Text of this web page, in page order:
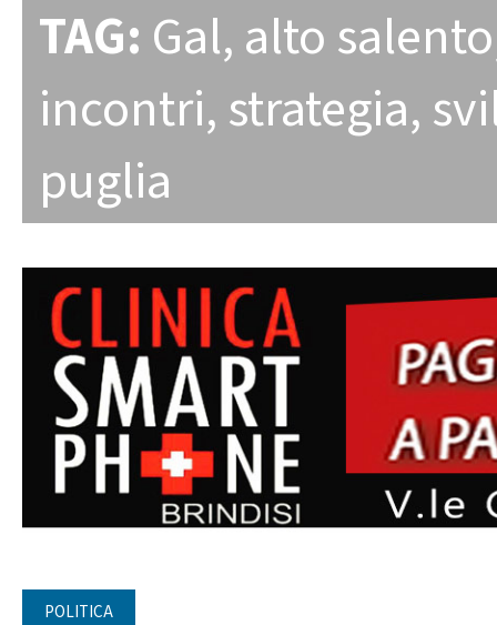
TAG: Gal, alto salento
incontri, strategia,
puglia
POLITICA